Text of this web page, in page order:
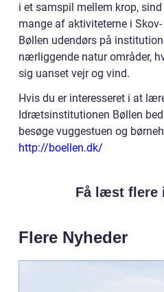
i et samspil mellem krop,
mange af aktiviteterne i
Bøllen udendørs på
nærliggende natur områder,
sig uanset vejr og vind.
Hvis du er interesseret i at
Idrætsinstitutionen Bøllen
besøge vuggestuen og
http://boellen.dk/
Få læst flere
Flere Nyheder